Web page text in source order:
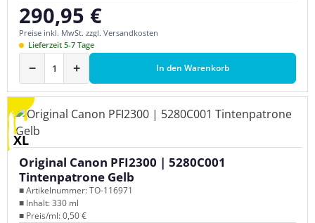
Regulärer Preis:
290,95 €
Preise inkl. MwSt. zzgl. Versandkosten
Lieferzeit 5-7 Tage
− + In den Warenkorb
XL
Original Canon PFI2300 | 5280C001
Tintenpatrone Gelb
■ Artikelnummer: TO-116971
■ Inhalt: 330 ml
■ Preis/ml: 0,50 €